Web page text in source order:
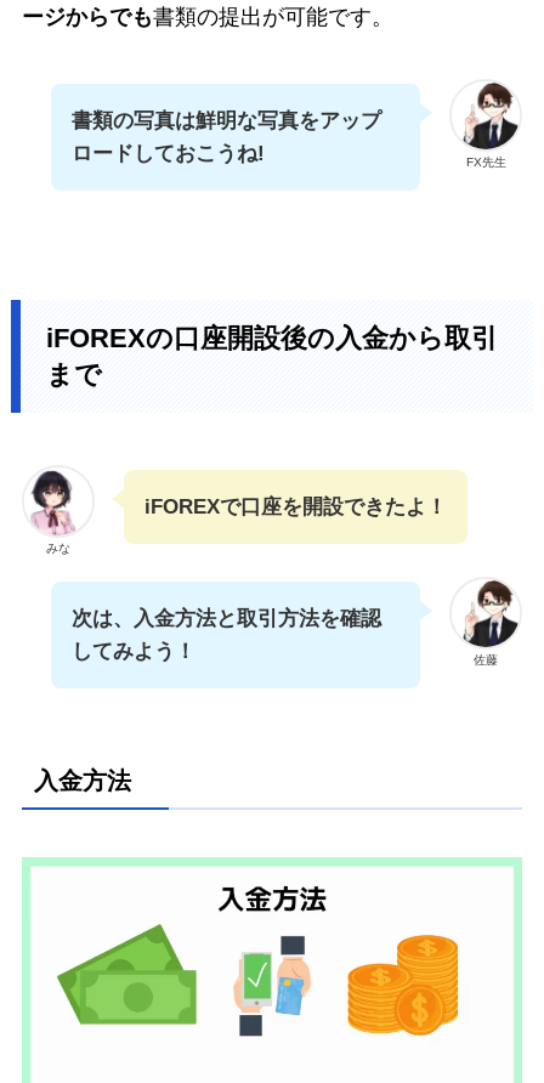
ージからでも書類の提出が可能です。
FX先生
書類の写真は鮮明な写真をアップ
ロードしておこうね!
iFOREXの口座開設後の入金から取引
まで
みな
iFOREXで口座を開設できたよ！
佐藤
次は、入金方法と取引方法を確認
してみよう！
入金方法